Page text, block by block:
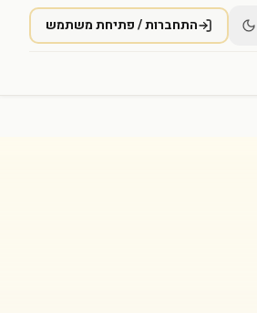
התחברות / פתיחת משתמש